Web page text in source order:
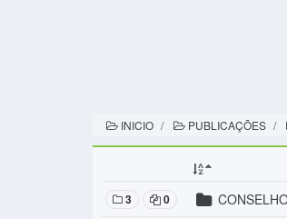
INICIO PUBLICAÇÕES
3 0